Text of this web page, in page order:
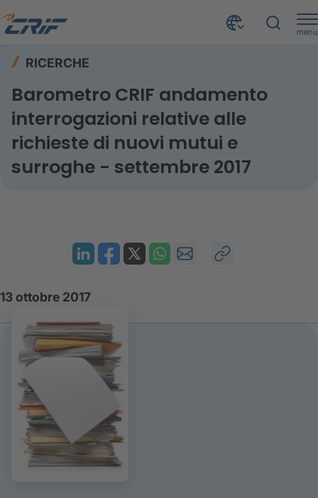
menu
RICERCHE
Barometro CRIF andamento
interrogazioni relative alle
richieste di nuovi mutui e
surroghe - settembre 2017
13 ottobre 2017